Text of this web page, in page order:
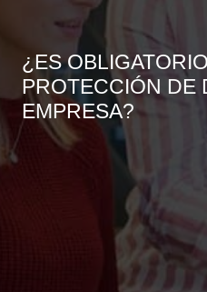
¿ES
PROTECCIÓN DE
EMPRESA?